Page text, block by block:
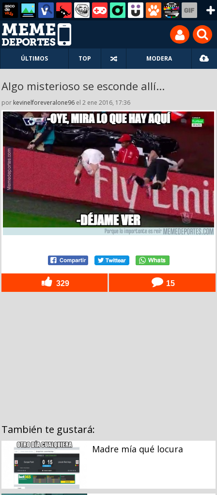
ÚLTIMOS TOP MODERA
Algo misterioso se esconde allí...
por kevinelforeveralone96 el 2 ene 2016, 17:36
329 15
También te gustará:
Madre mía qué locura